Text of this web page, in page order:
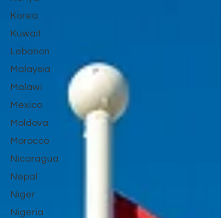
Korea
Kuwait
Lebanon
Malaysia
Malawi
Mexico
Moldova
Morocco
Nicaragua
Nepal
Niger
Nigeria